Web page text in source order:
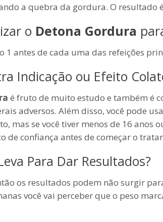
a quebra da gordura. O resultado
o Detona Gordura
1 antes de cada uma das refeições
Indicação ou Efeito
é fruto de muito estudo e também é
adversos. Além disso, você pode
mas se você tiver menos de 16 anos
de confiança antes de começar o
Para Dar Resultados?
os resultados podem não surgir
você vai perceber que o peso